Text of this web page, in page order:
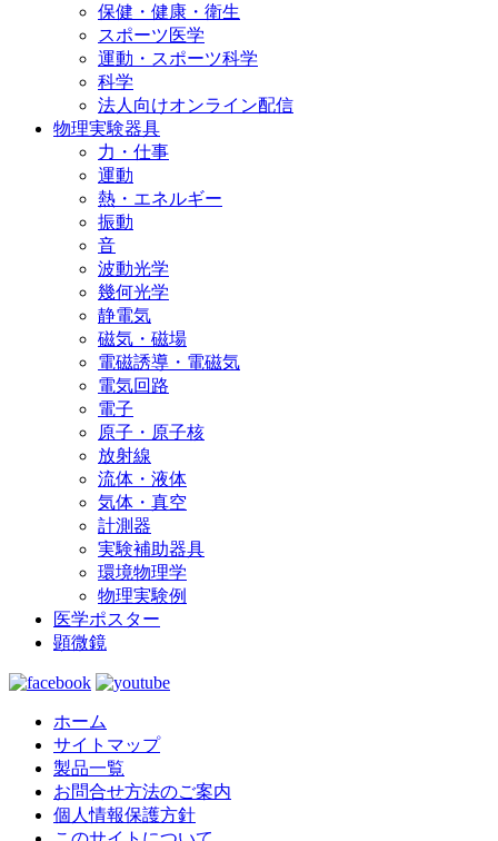
保健・健康・衛生
スポーツ医学
運動・スポーツ科学
科学
法人向けオンライン配信
物理実験器具
力・仕事
運動
熱・エネルギー
振動
音
波動光学
幾何光学
静電気
磁気・磁場
電磁誘導・電磁気
電気回路
電子
原子・原子核
放射線
流体・液体
気体・真空
計測器
実験補助器具
環境物理学
物理実験例
医学ポスター
顕微鏡
ホーム
サイトマップ
製品一覧
お問合せ方法のご案内
個人情報保護方針